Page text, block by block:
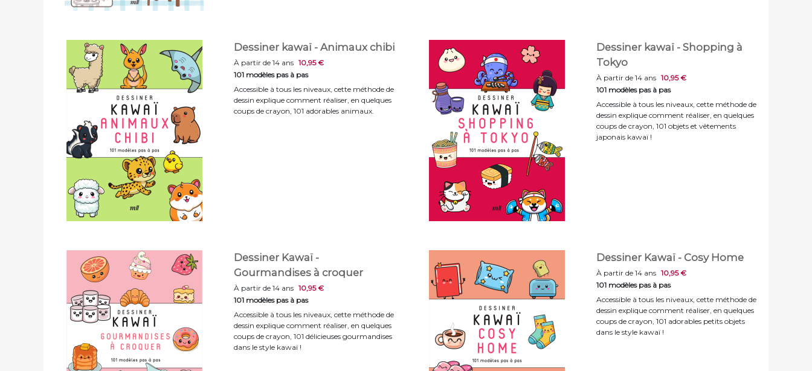
Dessiner kawaï - Animaux chibi
À partir de 14 ans 10,95 €
101 modèles pas à pas
Accessible à tous les niveaux, cette méthode de
dessin explique comment réaliser, en quelques
coups de crayon, 101 adorables animaux.
Dessiner kawaï - Shopping à
Tokyo
À partir de 14 ans 10,95 €
101 modèles pas à pas
Accessible à tous les niveaux, cette méthode de
dessin explique comment réaliser, en quelques
coups de crayon, 101 objets et vêtements
japonais kawaï !
Dessiner Kawaï -
Gourmandises à croquer
À partir de 14 ans 10,95 €
101 modèles pas à pas
Accessible à tous les niveaux, cette méthode de
dessin explique comment réaliser, en quelques
coups de crayon, 101 délicieuses gourmandises
dans le style kawaï !
Dessiner Kawaï - Cosy Home
À partir de 14 ans 10,95 €
101 modèles pas à pas
Accessible à tous les niveaux, cette méthode de
dessin explique comment réaliser, en quelques
coups de crayon, 101 adorables petits objets
dans le style kawaï !